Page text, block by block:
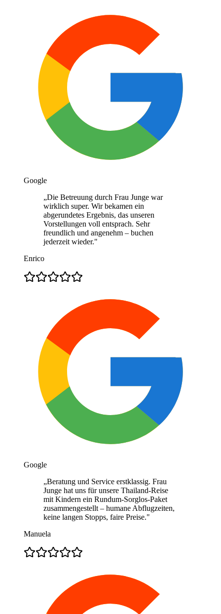
Google
„Die Betreuung durch Frau Junge war
wirklich super. Wir bekamen ein
abgerundetes Ergebnis, das unseren
Vorstellungen voll entsprach. Sehr
freundlich und angenehm – buchen
jederzeit wieder."
Enrico
Google
„Beratung und Service erstklassig. Frau
Junge hat uns für unsere Thailand-Reise
mit Kindern ein Rundum-Sorglos-Paket
zusammengestellt – humane Abflugzeiten,
keine langen Stopps, faire Preise."
Manuela